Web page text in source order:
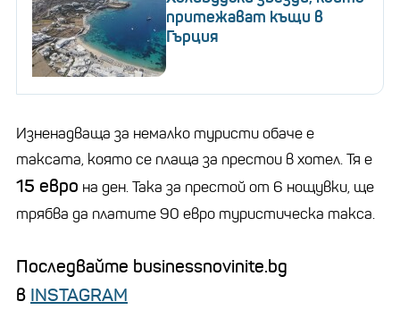
притежават къщи в
Гърция
Изненадваща за немалко туристи обаче е
таксата, която се плаща за престои в хотел. Тя е
15 евро на ден. Така за престой от 6 нощувки, ще
трябва да платите 90 евро туристическа такса.
Последвайте businessnovinite.bg
в INSTAGRAM